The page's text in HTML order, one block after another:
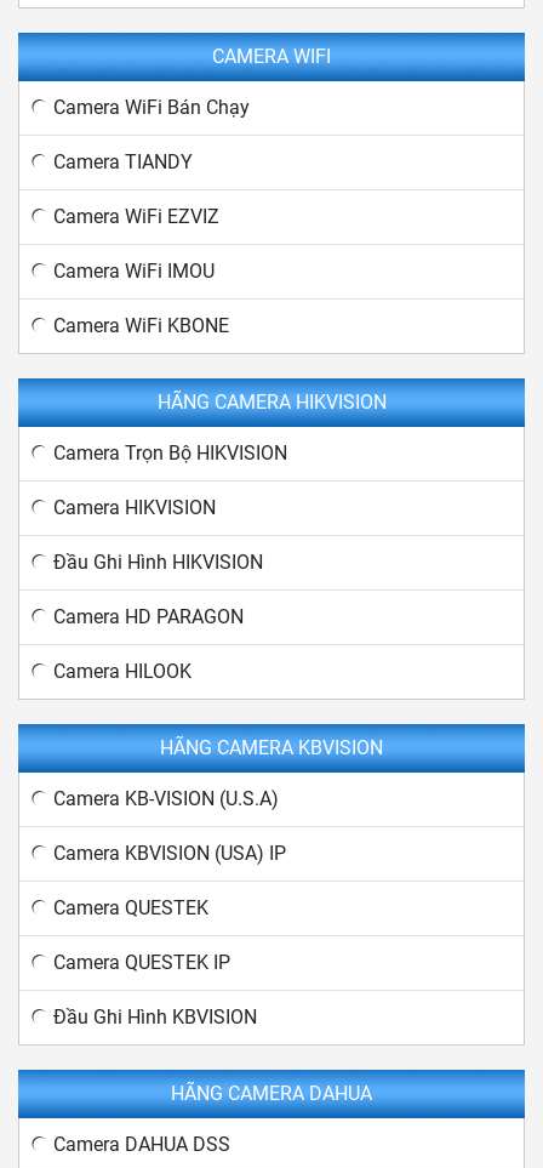
CAMERA WIFI
Camera WiFi Bán Chạy
Camera TIANDY
Camera WiFi EZVIZ
Camera WiFi IMOU
Camera WiFi KBONE
HÃNG CAMERA HIKVISION
Camera Trọn Bộ HIKVISION
Camera HIKVISION
Đầu Ghi Hình HIKVISION
Camera HD PARAGON
Camera HILOOK
HÃNG CAMERA KBVISION
Camera KB-VISION (U.S.A)
Camera KBVISION (USA) IP
Camera QUESTEK
Camera QUESTEK IP
Đầu Ghi Hình KBVISION
HÃNG CAMERA DAHUA
Camera DAHUA DSS